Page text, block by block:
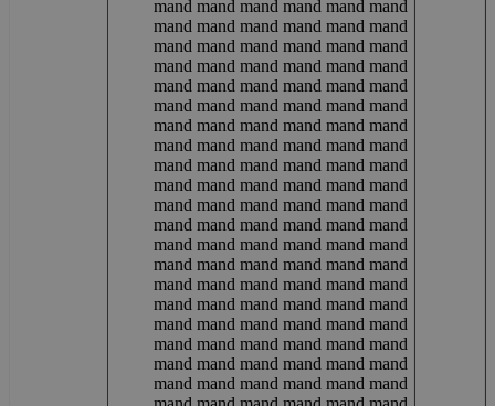
mand mand mand mand mand mand
mand mand mand mand mand mand
mand mand mand mand mand mand
mand mand mand mand mand mand
mand mand mand mand mand mand
mand mand mand mand mand mand
mand mand mand mand mand mand
mand mand mand mand mand mand
mand mand mand mand mand mand
mand mand mand mand mand mand
mand mand mand mand mand mand
mand mand mand mand mand mand
mand mand mand mand mand mand
mand mand mand mand mand mand
mand mand mand mand mand mand
mand mand mand mand mand mand
mand mand mand mand mand mand
mand mand mand mand mand mand
mand mand mand mand mand mand
mand mand mand mand mand mand